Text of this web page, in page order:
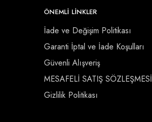
ÖNEMLI LINKLER
İade ve Değişim Politikası
Garanti İptal ve İade Koşulları
Güvenli Alışveriş
MESAFELİ SATIŞ SÖZLEŞMESİ
Gizlilik Politikası